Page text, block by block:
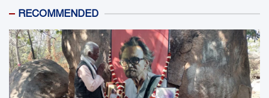
RECOMMENDED